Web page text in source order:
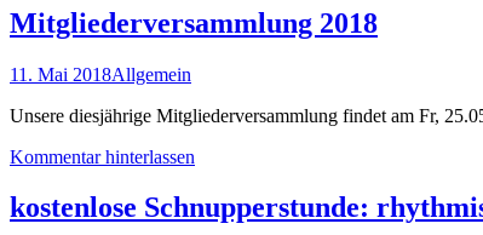
Mitgliederversammlung 2018
11. Mai 2018Allgemein
Unsere diesjährige Mitgliederversammlung findet am Fr,
Kommentar hinterlassen
kostenlose Schnupperstunde: